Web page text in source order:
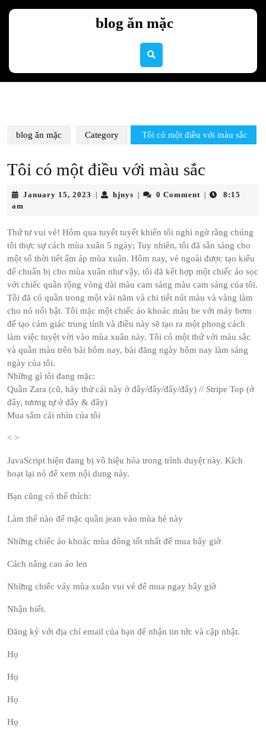
blog ăn mặc
blog ăn mặc Category Tôi có một điều với màu sắc
Tôi có một điều với màu sắc
January 15, 2023 Januaryhjnys hjnys 0 Comment
8:15
am
Thứ tư vui vẻ! Hôm qua tuyết tuyết khiến tôi nghi ngờ rằng chúng
tôi thực sự cách mùa xuân 5 ngày; Tuy nhiên, tôi đã sẵn sàng cho
một số thời tiết ấm áp mùa xuân. Hôm nay, vẻ ngoài được tạo kiểu
để chuẩn bị cho mùa xuân như vậy, tôi đã kết hợp một chiếc áo sọc
với chiếc quần rộng vòng dài màu cam sáng màu cam sáng của tôi.
Tôi đã có quần trong một vài năm và chi tiết nút màu và vàng làm
cho nó nổi bật. Tôi mặc một chiếc áo khoác màu be với máy bơm
để tạo cảm giác trung tính và điều này sẽ tạo ra một phong cách
làm việc tuyệt vời vào mùa xuân này. Tôi có một thứ với màu sắc
và quần màu trên bài hôm nay, bài đăng ngày hôm nay làm sáng
ngày của tôi.
Những gì tôi đang mặc:
Quần Zara (cũ, hãy thử cái này ở đây/đây/đây/đây) // Stripe Top (ở
đây, tương tự ở đây & đây)
Mua sắm cái nhìn của tôi
< >
JavaScript hiện đang bị vô hiệu hóa trong trình duyệt này. Kích
hoạt lại nó để xem nội dung này.
Bạn cũng có thể thích:
Làm thế nào để mặc quần jean vào mùa hè này
Những chiếc áo khoác mùa đông tốt nhất để mua bây giờ
Cách nâng cao áo len
Những chiếc váy mùa xuân vui vẻ để mua ngay bây giờ
Nhận biết.
Đăng ký với địa chỉ email của bạn để nhận tin tức và cập nhật.
Họ
Họ
Họ
Họ